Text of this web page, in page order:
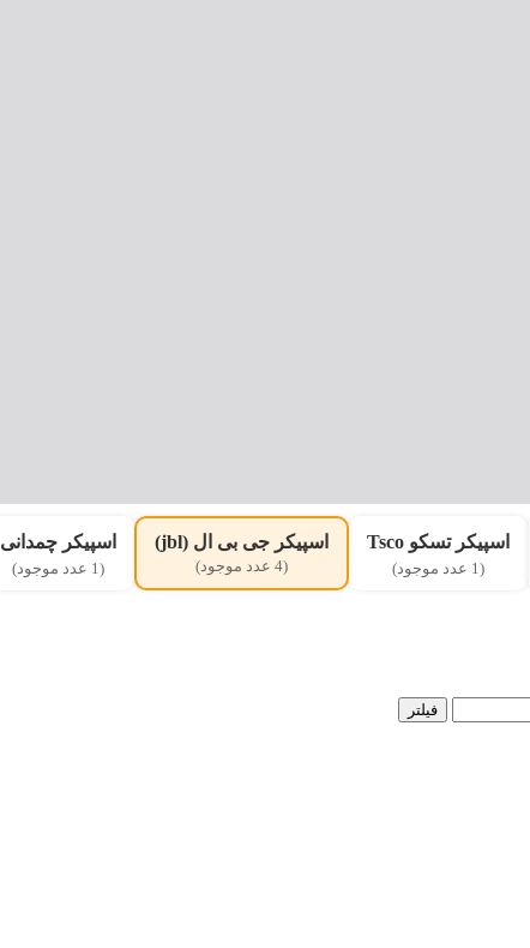
اسپیکر تسکو Tsco
(1 عدد موجود)
اسپیکر جی بی ال (jbl)
(4 عدد موجود)
اسپیکر چمدانی
(1 عدد موجود)
فیلتر